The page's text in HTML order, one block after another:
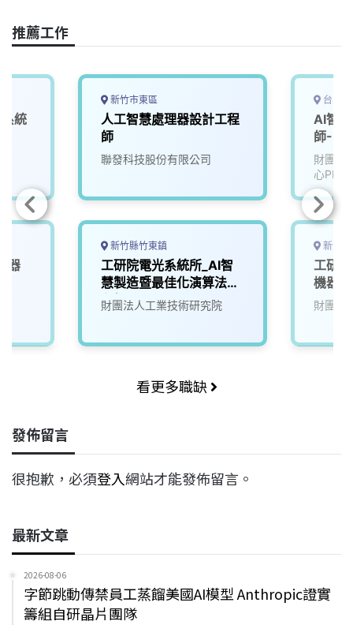
推薦工作
統
器
新竹市東區
人工智慧處理器設計工程
師
聯發科技股份有限公司
新竹縣竹東鎮
工研院電光系統所_AI智
慧製造暨最佳化演算法工
程師(R300)
財團法人工業技術研究院
台中
AI智
師-
財團法
心PMC
新竹
工研
機器
財團法
看更多職缺
發佈留言
很抱歉，必須登入網站才能發佈留言。
最新文章
2026-08-06
字節跳動傳禁員工蒸餾美國AI模型 Anthropic證實
籌組自研晶片團隊